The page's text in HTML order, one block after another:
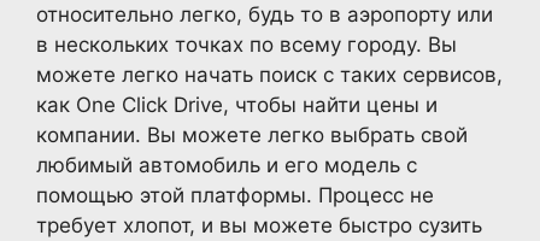
относительно легко, будь то в аэропорту или
в нескольких точках по всему городу. Вы
можете легко начать поиск с таких сервисов,
как One Click Drive, чтобы найти цены и
компании. Вы можете легко выбрать свой
любимый автомобиль и его модель с
помощью этой платформы. Процесс не
требует хлопот, и вы можете быстро сузить